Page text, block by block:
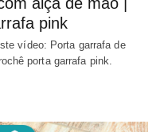
pink
vídeo: Porta garrafa de
porta garrafa pink.